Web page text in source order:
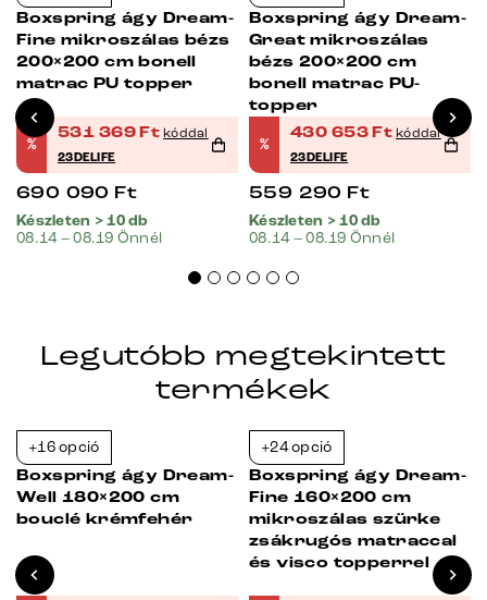
Boxspring ágy Dream-
Fine mikroszálas bézs
200×200 cm bonell
matrac PU topper
%
531 369Ft kóddal
23DELIFE
690 090 Ft
Készleten > 10 db
08.14 – 08.19 Önnél
Boxspring ágy Dream-
Great mikroszálas
bézs 200×200 cm
bonell matrac PU-
topper
%
430 653Ft kóddal
23DELIFE
559 290 Ft
Készleten > 10 db
08.14 – 08.19 Önnél
Legutóbb megtekintett
termékek
+16 opció
Boxspring ágy Dream-
Well 180×200 cm
bouclé krémfehér
+24 opció
Boxspring ágy Dream-
Fine 160×200 cm
mikroszálas szürke
zsákrugós matraccal
és visco topperrel